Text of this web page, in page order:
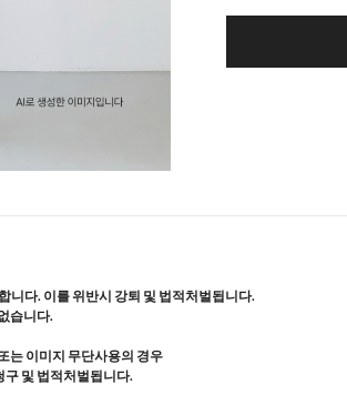
니다. 이를 위반시 강퇴 및 법적처벌됩니다.
습니다.
는 이미지 무단사용의 경우
구 및 법적처벌됩니다.